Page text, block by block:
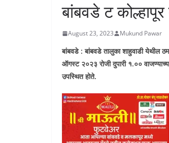
बांबवडे ट
August 23, 2023 Mukund Pawar
बांबवडे : बांबवडे तालुका शाहुवाडी येथील
ऑगस्ट २०२३ रोजी दुपारी १.००
उपस्थित होते.